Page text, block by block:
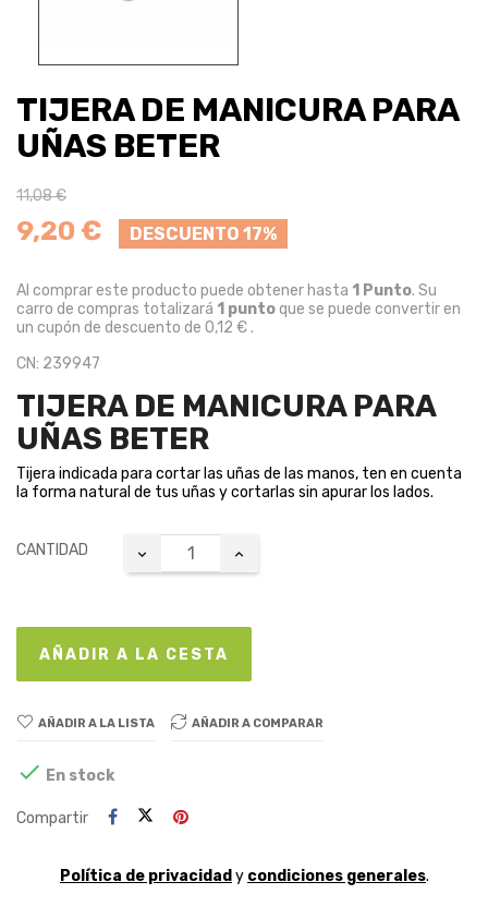
TIJERA DE MANICURA PARA
UÑAS BETER
11,08 €
9,20 € DESCUENTO 17%
Al comprar este producto puede obtener hasta 1 Punto. Su
carro de compras totalizará 1 puntoque se puede convertir en
un cupón de descuento de 0,12 €.
CN: 239947
TIJERA DE MANICURA PARA
UÑAS BETER
Tijera indicada para cortar las uñas de las manos, ten en cuenta
la forma natural de tus uñas y cortarlas sin apurar los lados.
CANTIDAD
AÑADIR A LA CESTA
AÑADIR A LA LISTA AÑADIR A COMPARAR
 En stock
Compartir
Política de privacidad y condiciones generales.